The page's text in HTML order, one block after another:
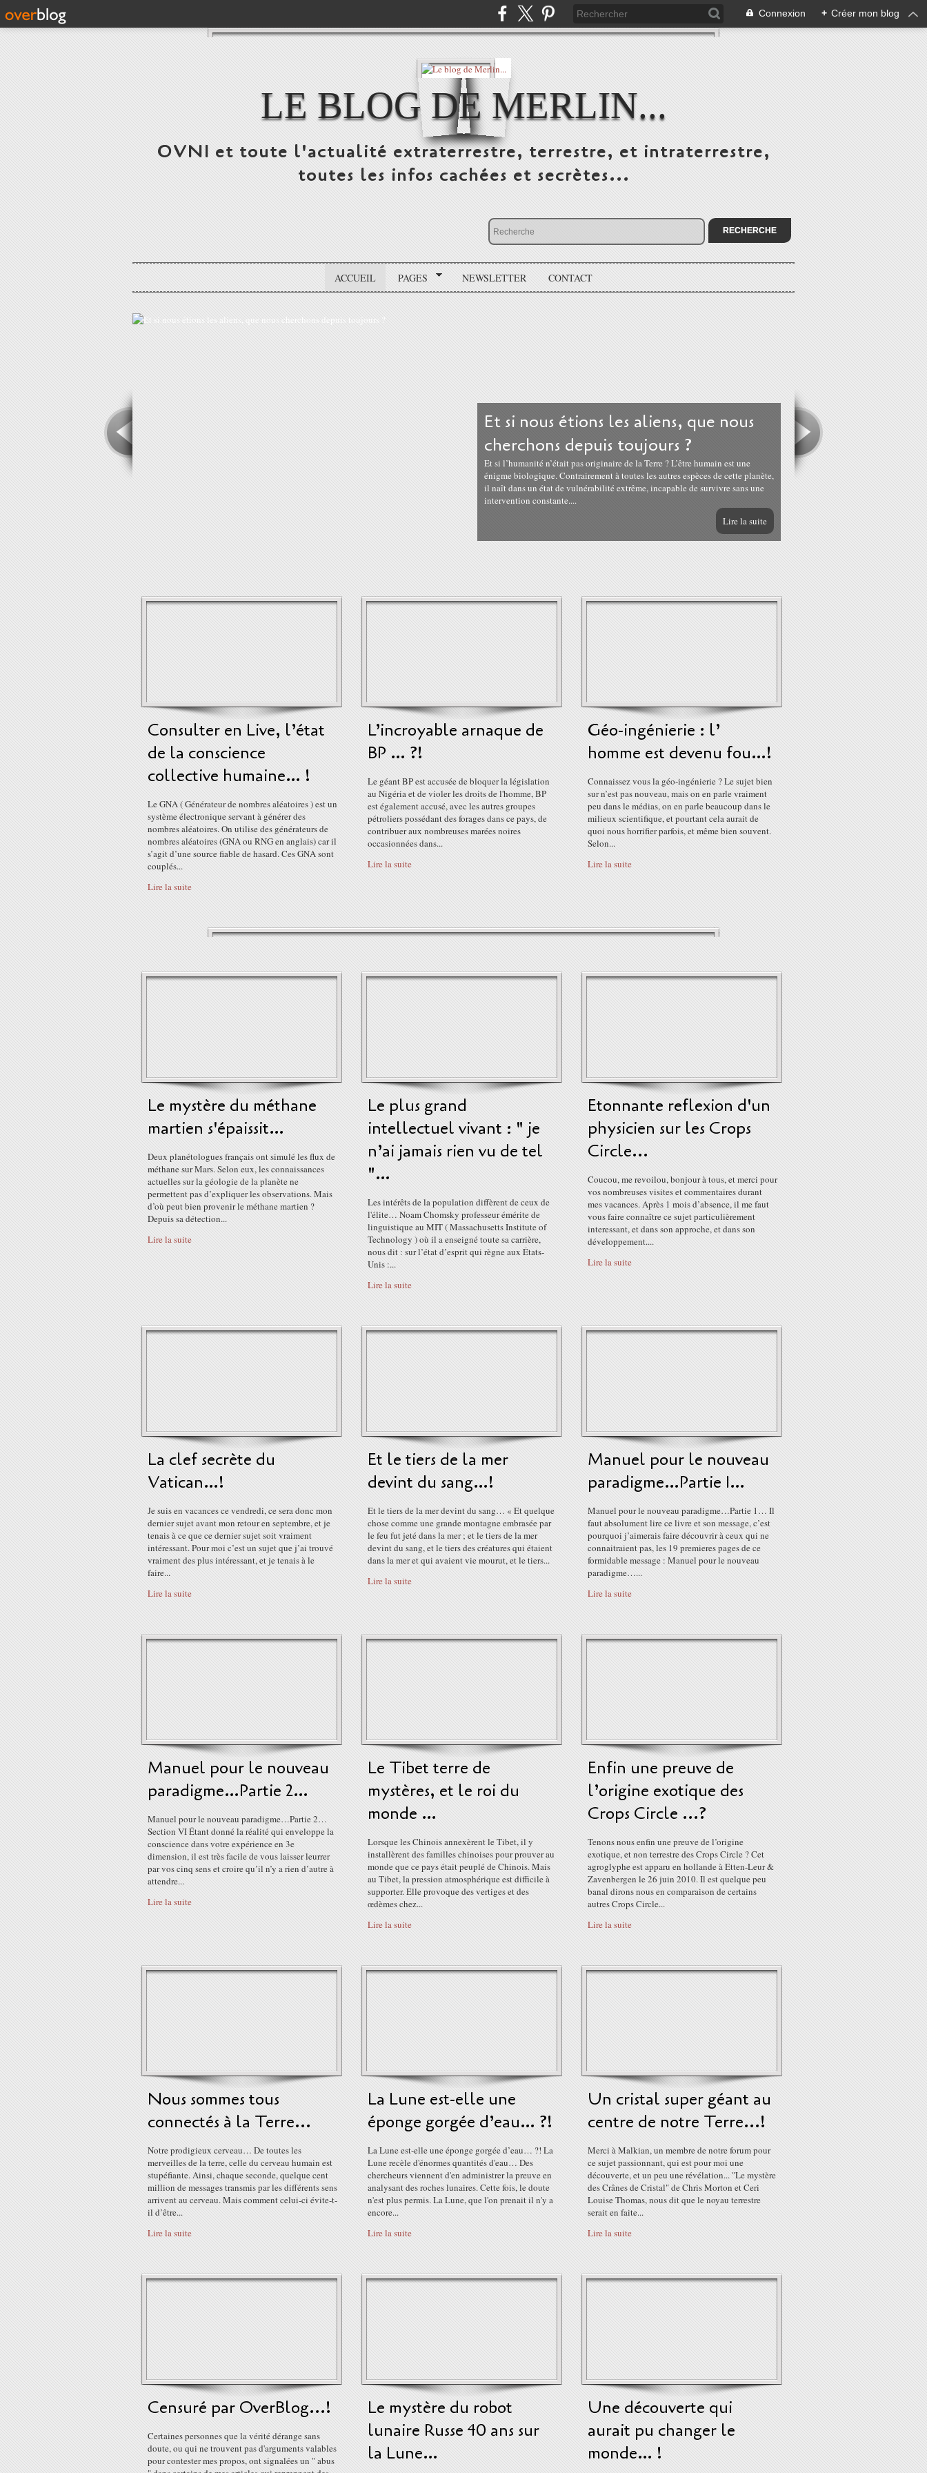
Connexion + Créer mon blog
LE BLOG DE MERLIN...
OVNI et toute l'actualité extraterrestre, terrestre, et intraterrestre,
toutes les infos cachées et secrètes...
ACCUEIL PAGES NEWSLETTER CONTACT
Et si nous étions les aliens, que nous
cherchons depuis toujours ?
Et si l’humanité n’était pas originaire de la Terre ? L’être humain est une
énigme biologique. Contrairement à toutes les autres espèces de cette planète,
il naît dans un état de vulnérabilité extrême, incapable de survivre sans une
intervention constante....
Lire la suite
Consulter en Live, l’état
de la conscience
collective humaine… !
Le GNA ( Générateur de nombres aléatoires ) est un
système électronique servant à générer des
nombres aléatoires. On utilise des générateurs de
nombres aléatoires (GNA ou RNG en anglais) car il
s’agit d’une source fiable de hasard. Ces GNA sont
couplés...
Lire la suite
L’incroyable arnaque de
BP … ?!
Le géant BP est accusée de bloquer la législation
au Nigéria et de violer les droits de l'homme, BP
est également accusé, avec les autres groupes
pétroliers possédant des forages dans ce pays, de
contribuer aux nombreuses marées noires
occasionnées dans...
Lire la suite
Géo-ingénierie : l’
homme est devenu fou…!
Connaissez vous la géo-ingénierie ? Le sujet bien
sur n’est pas nouveau, mais on en parle vraiment
peu dans le médias, on en parle beaucoup dans le
milieux scientifique, et pourtant cela aurait de
quoi nous horrifier parfois, et même bien souvent.
Selon...
Lire la suite
Le mystère du méthane
martien s'épaissit…
Deux planétologues français ont simulé les flux de
méthane sur Mars. Selon eux, les connaissances
actuelles sur la géologie de la planète ne
permettent pas d’expliquer les observations. Mais
d’où peut bien provenir le méthane martien ?
Depuis sa détection...
Lire la suite
Le plus grand
intellectuel vivant : " je
n’ai jamais rien vu de tel
"…
Les intérêts de la population diffèrent de ceux de
l'élite… Noam Chomsky professeur émérite de
linguistique au MIT ( Massachusetts Institute of
Technology ) où il a enseigné toute sa carrière,
nous dit : sur l’état d’esprit qui règne aux États-
Unis :...
Lire la suite
Etonnante reflexion d'un
physicien sur les Crops
Circle...
Coucou, me revoilou, bonjour à tous, et merci pour
vos nombreuses visites et commentaires durant
mes vacances. Après 1 mois d’absence, il me faut
vous faire connaître ce sujet particulièrement
interessant, et dans son approche, et dans son
développement....
Lire la suite
La clef secrète du
Vatican…!
Je suis en vacances ce vendredi, ce sera donc mon
dernier sujet avant mon retour en septembre, et je
tenais à ce que ce dernier sujet soit vraiment
intéressant. Pour moi c’est un sujet que j’ai trouvé
vraiment des plus intéressant, et je tenais à le
faire...
Lire la suite
Et le tiers de la mer
devint du sang…!
Et le tiers de la mer devint du sang… « Et quelque
chose comme une grande montagne embrasée par
le feu fut jeté dans la mer ; et le tiers de la mer
devint du sang, et le tiers des créatures qui étaient
dans la mer et qui avaient vie mourut, et le tiers...
Lire la suite
Manuel pour le nouveau
paradigme…Partie 1…
Manuel pour le nouveau paradigme…Partie 1… Il
faut absolument lire ce livre et son message, c’est
pourquoi j’aimerais faire découvrir à ceux qui ne
connaitraient pas, les 19 premieres pages de ce
formidable message : Manuel pour le nouveau
paradigme…...
Lire la suite
Manuel pour le nouveau
paradigme…Partie 2…
Manuel pour le nouveau paradigme…Partie 2…
Section VI Étant donné la réalité qui enveloppe la
conscience dans votre expérience en 3e
dimension, il est très facile de vous laisser leurrer
par vos cinq sens et croire qu’il n’y a rien d’autre à
attendre...
Lire la suite
Le Tibet terre de
mystères, et le roi du
monde …
Lorsque les Chinois annexèrent le Tibet, il y
installèrent des familles chinoises pour prouver au
monde que ce pays était peuplé de Chinois. Mais
au Tibet, la pression atmosphérique est difficile à
supporter. Elle provoque des vertiges et des
œdèmes chez...
Lire la suite
Enfin une preuve de
l’origine exotique des
Crops Circle ...?
Tenons nous enfin une preuve de l’origine
exotique, et non terrestre des Crops Circle ? Cet
agroglyphe est apparu en hollande à Etten-Leur &
Zavenbergen le 26 juin 2010. Il est quelque peu
banal dirons nous en comparaison de certains
autres Crops Circle...
Lire la suite
Nous sommes tous
connectés à la Terre...
Notre prodigieux cerveau… De toutes les
merveilles de la terre, celle du cerveau humain est
stupéfiante. Ainsi, chaque seconde, quelque cent
million de messages transmis par les différents sens
arrivent au cerveau. Mais comment celui-ci évite-t-
il d’être...
Lire la suite
La Lune est-elle une
éponge gorgée d’eau… ?!
La Lune est-elle une éponge gorgée d’eau… ?! La
Lune recèle d'énormes quantités d'eau… Des
chercheurs viennent d'en administrer la preuve en
analysant des roches lunaires. Cette fois, le doute
n'est plus permis. La Lune, que l'on prenait il n'y a
encore...
Lire la suite
Un cristal super géant au
centre de notre Terre...!
Merci à Malkian, un membre de notre forum pour
ce sujet passionnant, qui est pour moi une
découverte, et un peu une révélation... "Le mystère
des Crânes de Cristal" de Chris Morton et Ceri
Louise Thomas, nous dit que le noyau terrestre
serait en faite...
Lire la suite
Censuré par OverBlog...!
Certaines personnes que la vérité dérange sans
doute, ou qui ne trouvent pas d'arguments valables
pour contester mes propos, ont signalées un " abus
Le mystère du robot
lunaire Russe 40 ans sur
la Lune…
Une découverte qui
aurait pu changer le
monde… !